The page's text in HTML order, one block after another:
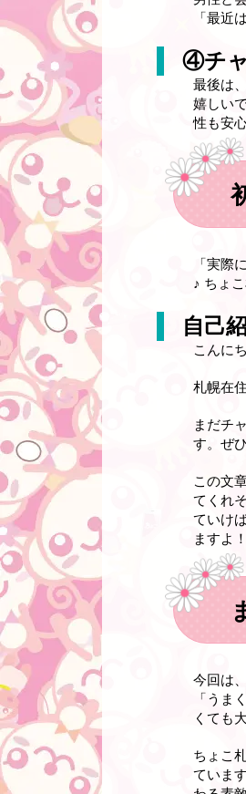
「最近
④チ
最後は
嬉しい
性も安
「実際
♪ ちょ
自己
こんに
札幌在
まだチ
す。ぜ
この文
てくれ
ていけ
ますよ！
今回は
「うま
くても
ちょこ
ていま